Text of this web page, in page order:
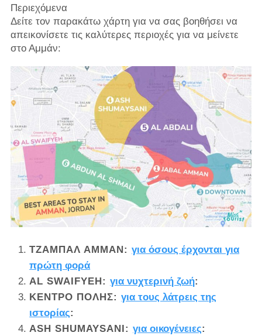
Περιεχόμενα
Δείτε τον παρακάτω χάρτη για να σας βοηθήσει να
απεικονίσετε τις καλύτερες περιοχές για να μείνετε
στο Αμμάν:
ΤΖΑΜΠΆΛ ΑΜΜΆΝ :για όσους έρχονται για
πρώτη φορά
AL SWAIFYEH :για νυχτερινή ζωή:
ΚΈΝΤΡΟ ΠΌΛΗΣ:για τους λάτρεις της
ιστορίας:
ASH SHUMAYSANI :για οικογένειες: